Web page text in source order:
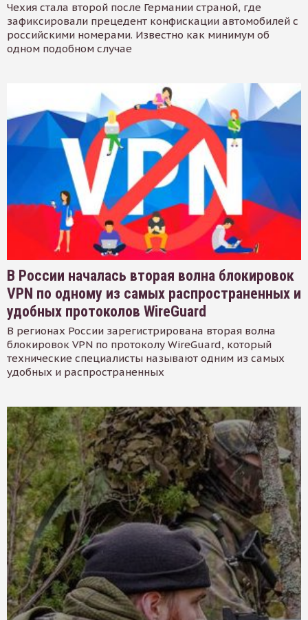
Чехия стала второй после Германии страной, где
зафиксировали прецедент конфискации автомобилей с
российскими номерами. Известно как минимум об
одном подобном случае
В России началась вторая волна блокировок
VPN по одному из самых распространенных и
удобных протоколов WireGuard
В регионах России зарегистрирована вторая волна
блокировок VPN по протоколу WireGuard, который
технические специалисты называют одним из самых
удобных и распространенных